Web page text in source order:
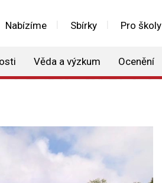
Nabízíme Sbírky Pro školy
Věda a výzkum Ocenění